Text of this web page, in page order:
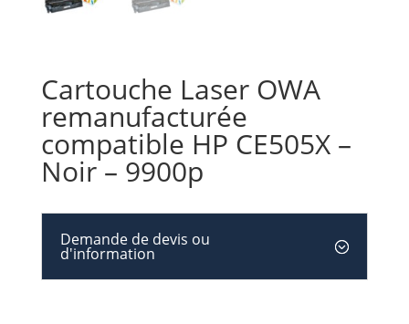
Cartouche Laser OWA
remanufacturée
compatible HP CE505X –
Noir – 9900p
Demande de devis ou
d'information